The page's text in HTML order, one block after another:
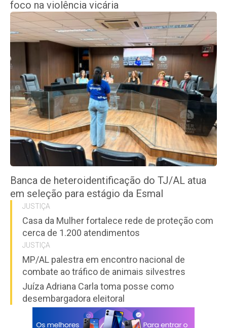
foco na violência vicária
Banca de heteroidentificação do TJ/AL atua
em seleção para estágio da Esmal
JUSTIÇA
Casa da Mulher fortalece rede de proteção com
cerca de 1.200 atendimentos
JUSTIÇA
MP/AL palestra em encontro nacional de
combate ao tráfico de animais silvestres
Juíza Adriana Carla toma posse como
desembargadora eleitoral